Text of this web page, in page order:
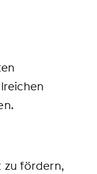
zu fördern,